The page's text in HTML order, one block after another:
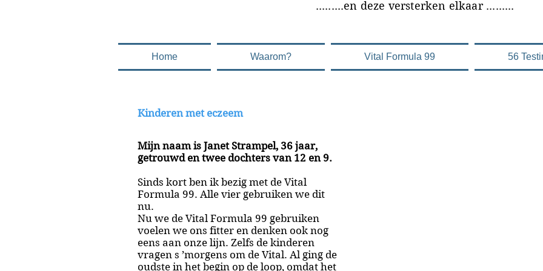
.........en deze versterken elkaar .........
Home Waarom? Vital Formula 99 56
Kinderen met eczeem
Mijn naam is Janet Strampel, 36 jaar,
getrouwd en twee dochters van 12 en 9.
Sinds kort ben ik bezig met de Vital
Formula 99. Alle vier gebruiken we dit
nu.
Nu we de Vital Formula 99 gebruiken
voelen we ons fitter en denken ook nog
eens aan onze lijn. Zelfs de kinderen
vragen s ’morgens om de Vital. Al ging de
oudste in het begin op de loop, omdat het